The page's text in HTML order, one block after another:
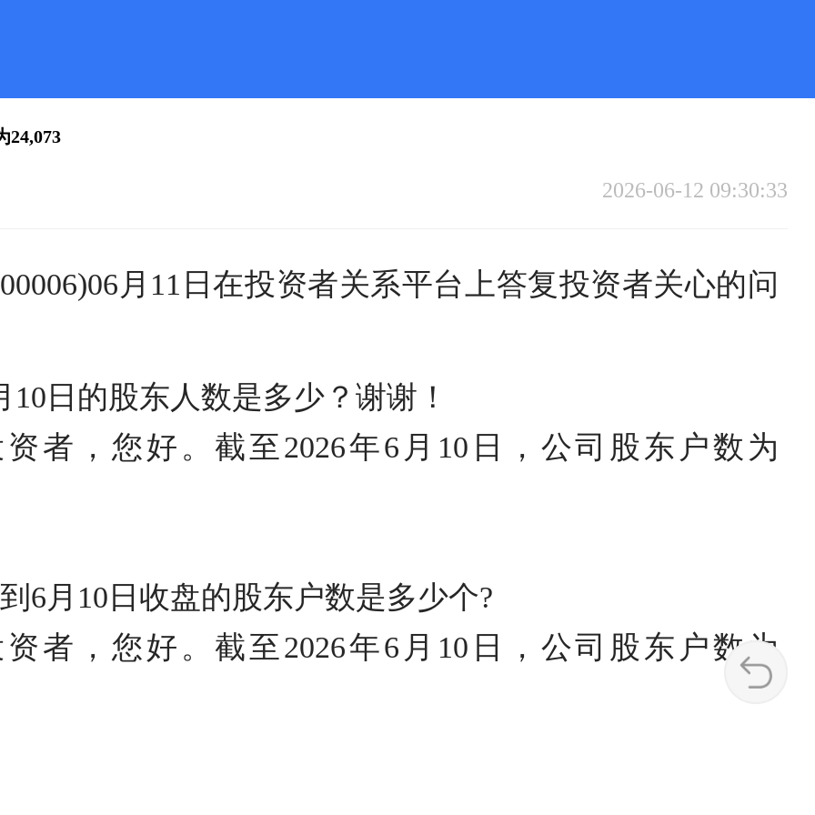
24,073
2026-06-12 09:30:33
月11日在投资者关系平台上答复投资者关心的问
日的股东人数是多少？谢谢！
者，您好。截至2026年6月10日，公司股东户数为
6月10日收盘的股东户数是多少个?
者，您好。截至2026年6月10日，公司股东户数为